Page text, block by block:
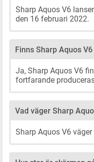
Sharp Aquos V6
den 16 februari 2022.
Finns Sharp Aquos
Ja, Sharp Aquos V6
fortfarande
Vad väger Sharp
Sharp Aquos V6